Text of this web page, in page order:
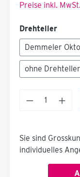
Preise inkl.
Drehteller
Demmeler Okto
ohne Drehteller
Sie sind
individuelles